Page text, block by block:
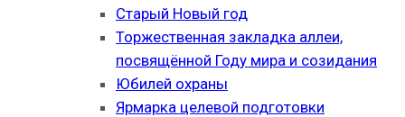
Старый Новый год
Торжественная закладка аллеи,
посвящённой Году мира и созидания
Юбилей охраны
Ярмарка целевой подготовки